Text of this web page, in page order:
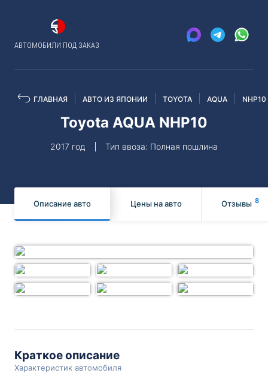
АВТОМОБИЛИ ПОД ЗАКАЗ
ГЛАВНАЯ АВТО ИЗ ЯПОНИИ TOYOTA AQUA NHP10
Toyota AQUA NHP10
2017 год Тип ввоза: Полная пошлина
Описание авто Цены на авто Отзывы 8
Краткое описание
Характеристик автомобиля